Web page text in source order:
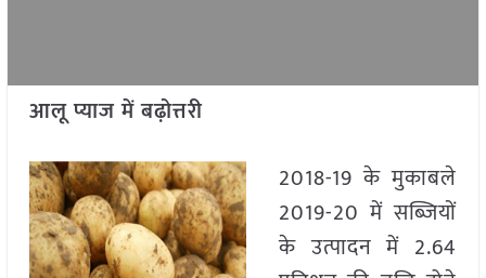
आलू प्याज में बढ़ोत्तरी
2018-19 के मुकाबले
2019-20 में सब्जियों
के उत्पादन में 2.64